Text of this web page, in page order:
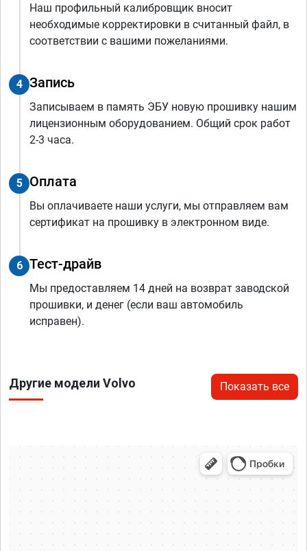
Наш профильный калибровщик вносит
необходимые корректировки в считанный файл, в
соответствии с вашими пожеланиями.
4 Запись
Записываем в память ЭБУ новую прошивку нашим
лицензионным оборудованием. Общий срок работ
2-3 часа.
5 Оплата
Вы оплачиваете наши услуги, мы отправляем вам
сертификат на прошивку в электронном виде.
6 Тест-драйв
Мы предоставляем 14 дней на возврат заводской
прошивки, и денег (если ваш автомобиль
исправен).
Другие модели Volvo Показать все